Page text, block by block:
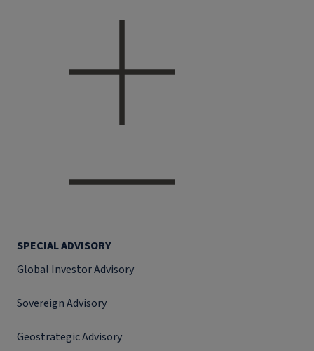
SPECIAL ADVISORY
Global Investor Advisory
Sovereign Advisory
Geostrategic Advisory